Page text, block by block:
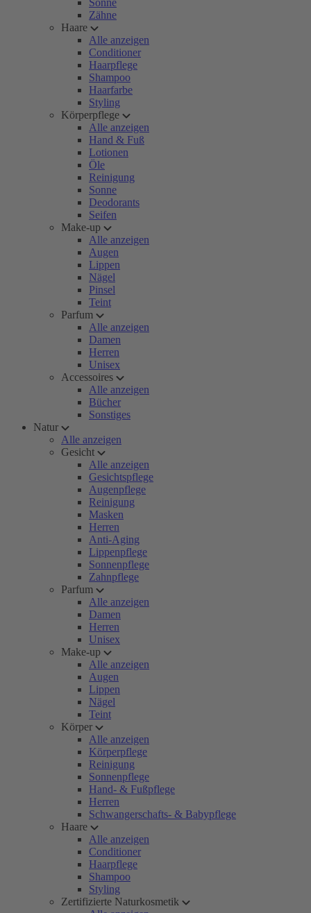
Sonne
Zähne
Haare
Alle anzeigen
Conditioner
Haarpflege
Shampoo
Haarfarbe
Styling
Körperpflege
Alle anzeigen
Hand & Fuß
Lotionen
Öle
Reinigung
Sonne
Deodorants
Seifen
Make-up
Alle anzeigen
Augen
Lippen
Nägel
Pinsel
Teint
Parfum
Alle anzeigen
Damen
Herren
Unisex
Accessoires
Alle anzeigen
Bücher
Sonstiges
Natur
Alle anzeigen
Gesicht
Alle anzeigen
Gesichtspflege
Augenpflege
Reinigung
Masken
Herren
Anti-Aging
Lippenpflege
Sonnenpflege
Zahnpflege
Parfum
Alle anzeigen
Damen
Herren
Unisex
Make-up
Alle anzeigen
Augen
Lippen
Nägel
Teint
Körper
Alle anzeigen
Körperpflege
Reinigung
Sonnenpflege
Hand- & Fußpflege
Herren
Schwangerschafts- & Babypflege
Haare
Alle anzeigen
Conditioner
Haarpflege
Shampoo
Styling
Zertifizierte Naturkosmetik